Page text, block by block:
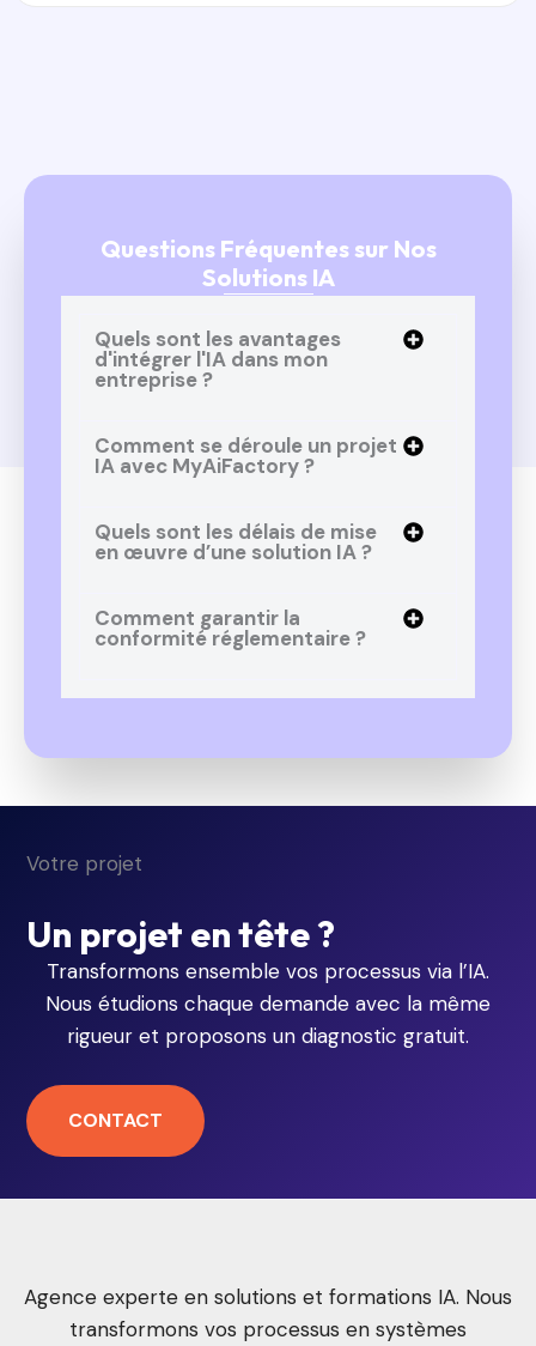
Questions Fréquentes sur Nos
Solutions IA
Quels sont les avantages
d'intégrer l'IA dans mon
entreprise ?
Comment se déroule un projet
IA avec MyAiFactory ?
Quels sont les délais de mise
en œuvre d’une solution IA ?
Comment garantir la
conformité réglementaire ?
Votre projet
Un projet en tête ?
Transformons ensemble vos processus via l’IA.
Nous étudions chaque demande avec la même
rigueur et proposons un diagnostic gratuit.
CONTACT
Agence experte en solutions et formations IA. Nous
transformons vos processus en systèmes